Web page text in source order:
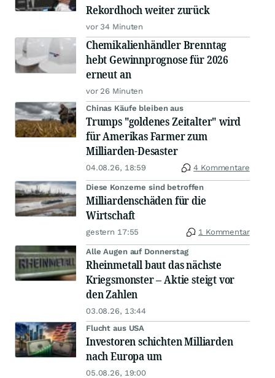
Rekordhoch weiter zurück
vor 34 Minuten
Chemikalienhändler Brenntag
hebt Gewinnprognose für 2026
erneut an
vor 26 Minuten
Chinas Käufe bleiben aus
Trumps "goldenes Zeitalter" wird
für Amerikas Farmer zum
Milliarden-Desaster
04.08.26, 18:59 4 Kommentare
Diese Konzerne sind betroffen
Milliardenschäden für die
Wirtschaft
gestern 17:55 1 Kommentar
Alle Augen auf Donnerstag
Rheinmetall baut das nächste
Kriegsmonster – Aktie steigt vor
den Zahlen
03.08.26, 13:44
Flucht aus USA
Investoren schichten Milliarden
nach Europa um
05.08.26, 19:00